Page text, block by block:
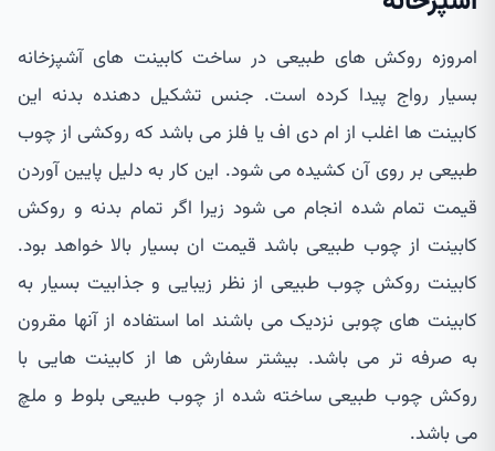
امروزه روکش های طبیعی در ساخت کابینت های آشپزخانه
بسیار رواج پیدا کرده است. جنس تشکیل دهنده بدنه این
کابینت ها اغلب از ام دی اف یا فلز می باشد که روکشی از چوب
طبیعی بر روی آن کشیده می شود. این کار به دلیل پایین آوردن
قیمت تمام شده انجام می شود زیرا اگر تمام بدنه و روکش
کابینت از چوب طبیعی باشد قیمت ان بسیار بالا خواهد بود.
کابینت روکش چوب طبیعی از نظر زیبایی و جذابیت بسیار به
کابینت های چوبی نزدیک می باشند اما استفاده از آنها مقرون
به صرفه تر می باشد. بیشتر سفارش ها از کابینت هایی با
روکش چوب طبیعی ساخته شده از چوب طبیعی بلوط و ملچ
می باشد.